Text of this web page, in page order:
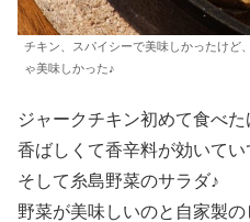
チキン、スパイシーで美味しかったけど
ゃ美味しかった♪
ジャークチキン初めて食べた
香ばしくて香辛料が効いてい
そして糸島野菜のサラダ♪
野菜が美味しいのと自家製